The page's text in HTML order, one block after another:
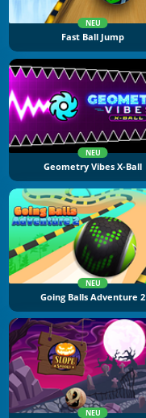
NEU
Fast Ball Jump
NEU
Geometry Vibes X-Ball
NEU
Going Balls Adventure 2
NEU